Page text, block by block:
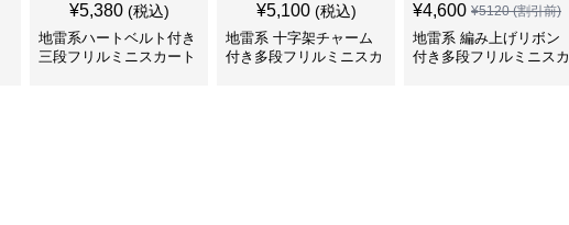
¥5,380 (税込)
地雷系ハートベルト付き
三段フリルミニスカート
¥5,100 (税込)
地雷系 十字架チャーム
付き多段フリルミニスカ
¥4,600 ¥5120(割引前)
地雷系 編み上げリボン
付き多段フリルミニスカ